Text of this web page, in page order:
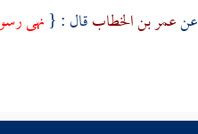
عمر بن الخطابقال : {نهى